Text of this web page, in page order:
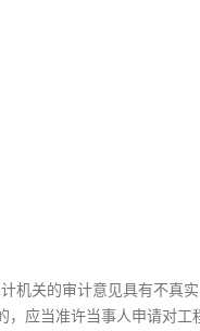
机关的审计意见具有不真
应当准许当事人申请对工